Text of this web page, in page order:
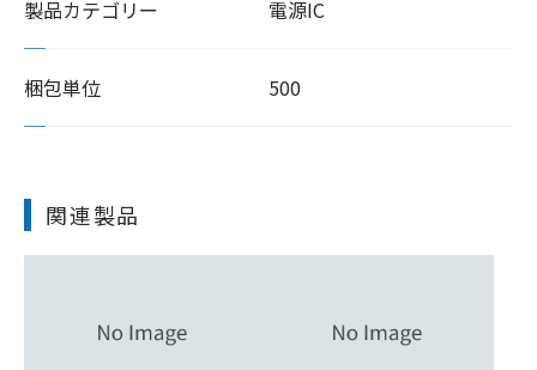
製品カテゴリー 電源IC
梱包単位 500
関連製品